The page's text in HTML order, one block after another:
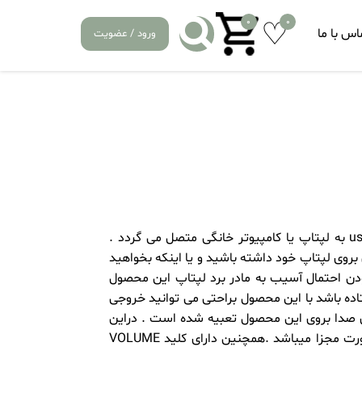
با ما
0
0
ورود / عضویت
این محصول یک کارت صدای اکسترنال می باشد که توسط پورت usb به لپتاپ یا کامپیوتر خانگی متصل می گردد .
لپتاپ خود داشته باشید و یا اینکه بخواهید
احتمال آسیب به مادر برد لپتاپ این محصول
باشد با این محصول براحتی می توانید خروجی
و یکی ورودی صدا بروی این محصول تعبیه شده است . دراین
رنج کارت های صدا ،تنها محصولی ست که دارای کلید MUTE به صورت مجزا میباشد .همچنین دارای کلید VOLUME